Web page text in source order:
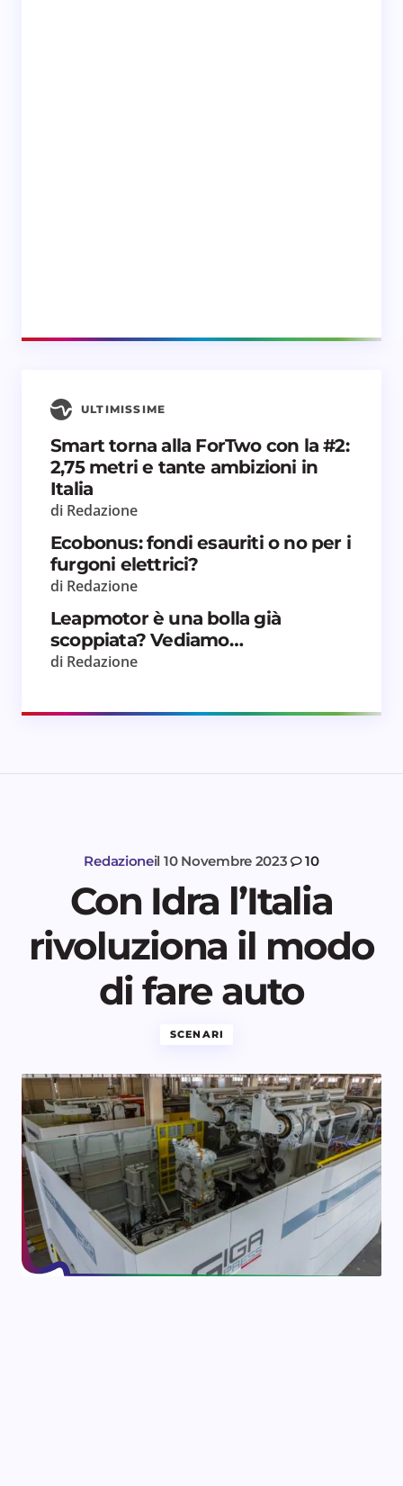
ULTIMISSIME
Smart torna alla ForTwo con la #2:
2,75 metri e tante ambizioni in
Italia
di Redazione
Ecobonus: fondi esauriti o no per i
furgoni elettrici?
di Redazione
Leapmotor è una bolla già
scoppiata? Vediamo…
di Redazione
Redazioneil 10 Novembre 2023 10
Con Idra l’Italia
rivoluziona il modo
di fare auto
SCENARI